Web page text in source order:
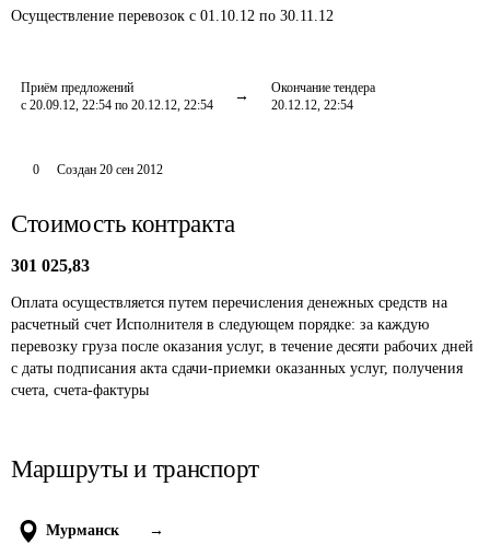
Осуществление перевозок с 01.10.12 по 30.11.12
Приём предложений
с 20.09.12, 22:54 по 20.12.12, 22:54
Окончание тендера
20.12.12, 22:54
0 Создан 20 сен 2012
Стоимость контракта
301 025,83
Оплата осуществляется путем перечисления денежных средств на
расчетный счет Исполнителя в следующем порядке: за каждую
перевозку груза после оказания услуг, в течение десяти рабочих дней
с даты подписания акта сдачи-приемки оказанных услуг, получения
счета, счета-фактуры
Маршруты и транспорт
Мурманск →